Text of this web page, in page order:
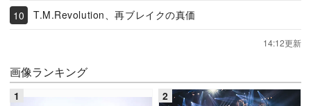
T.M.Revolution、再ブレイクの真価
14:12更新
画像ランキング